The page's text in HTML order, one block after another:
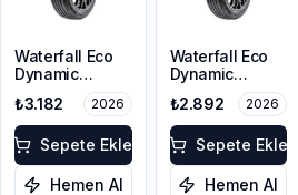
Waterfall Eco
Dynamic
215/60R16 95H
₺3.182 2026
Sepete Ekle
Hemen Al
Waterfall Eco
Dynamic
225/45R17 94W
XL
₺2.892 2026
Sepete Ekle
Hemen Al